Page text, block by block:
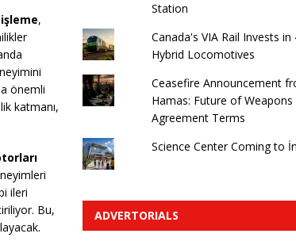
,
önemli
katmanı,
ileri
Bu,
Station
Canada's VIA Rail Invests in
Hybrid Locomotives
Ceasefire Announcement
Hamas: Future of
Agreement Terms
Science Center Coming to
ADVERTORIALS